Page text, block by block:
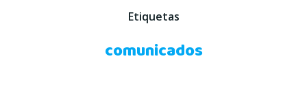
Etiquetas
comunicados